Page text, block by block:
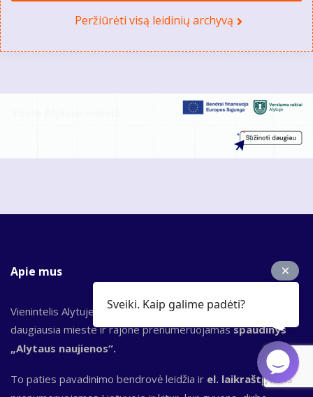
Peržiūrėti visą leidinių archyvą
Apie mus
Vienintelis Alytuje nuo 1989 m. leidžiamas laikraštis,
daugiausia mieste ir rajone prenumeruojamasspaudinys
„Alytaus naujienos“.
To paties pavadinimo bendrovė leidžia ir el. laikraštį,kuris
Sveiki. Kaip galime padėti?